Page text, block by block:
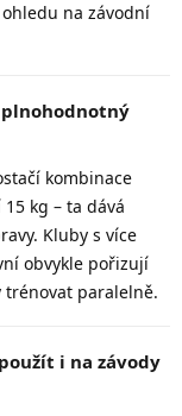
na závodní
kombinace
kg – ta dává
Kluby s více
obvykle pořizují
paralelně.
i na závody